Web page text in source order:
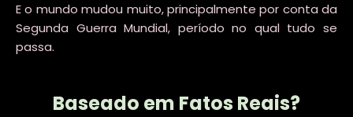
E o mundo mudou muito, principalmente por conta da
Segunda Guerra Mundial, período no qual tudo se
passa.
Baseado em Fatos Reais?